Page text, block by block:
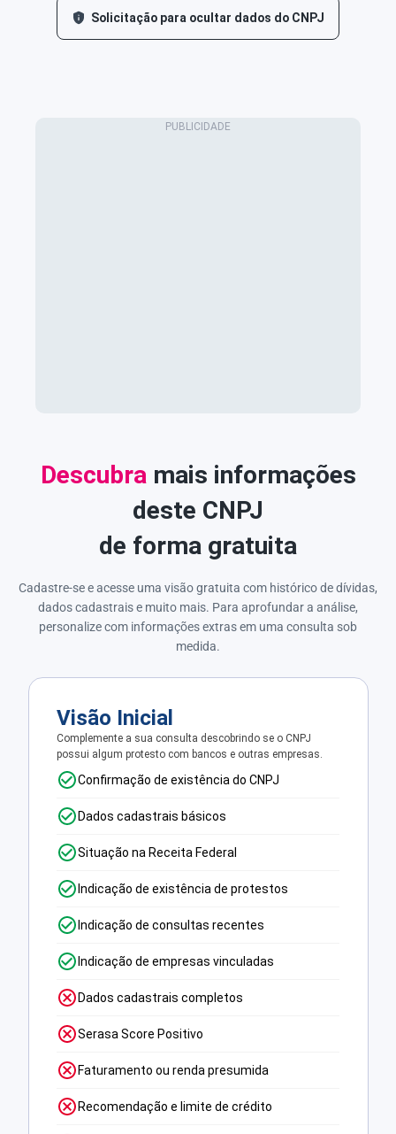
Solicitação para ocultar dados do CNPJ
Descubra mais informações
deste CNPJ
de forma gratuita
Cadastre-se e acesse uma visão gratuita com histórico de dívidas,
dados cadastrais e muito mais. Para aprofundar a análise,
personalize com informações extras em uma consulta sob
medida.
Visão Inicial
Complemente a sua consulta descobrindo se o CNPJ
possui algum protesto com bancos e outras empresas.
Confirmação de existência do CNPJ
Dados cadastrais básicos
Situação na Receita Federal
Indicação de existência de protestos
Indicação de consultas recentes
Indicação de empresas vinculadas
Dados cadastrais completos
Serasa Score Positivo
Faturamento ou renda presumida
Recomendação e limite de crédito